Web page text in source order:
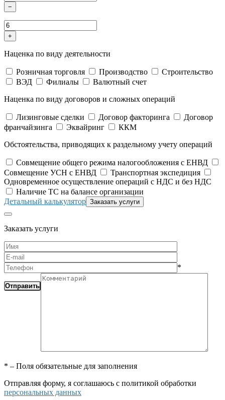
−
+
Наценка по виду деятельности
Розничная торговля Производство
Строительство
ВЭД
Филиалы
Валютный счет
Наценка по виду договоров и сложных операций
Лизинговые сделки Договор факторинга
Договор
франчайзинга
Эквайринг
ККМ
Обстоятельства, приводящих к раздельному учету операций
Совмещение общего режима налогообложения с ЕНВД
Совмещение УСН с ЕНВД
Транспортная экспедиция
Одновременное осуществление операций с НДС и без НДС
Наличие ТС на балансе организации
Детальный калькулятор
Заказать услуги
*
* – Поля обязательные для заполнения
Отправляя форму, я соглашаюсь с политикой обработки
персональных данных